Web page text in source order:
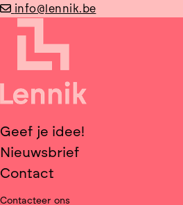
info@lennik.be
Geef je idee!
Nieuwsbrief
Contact
Contacteer ons